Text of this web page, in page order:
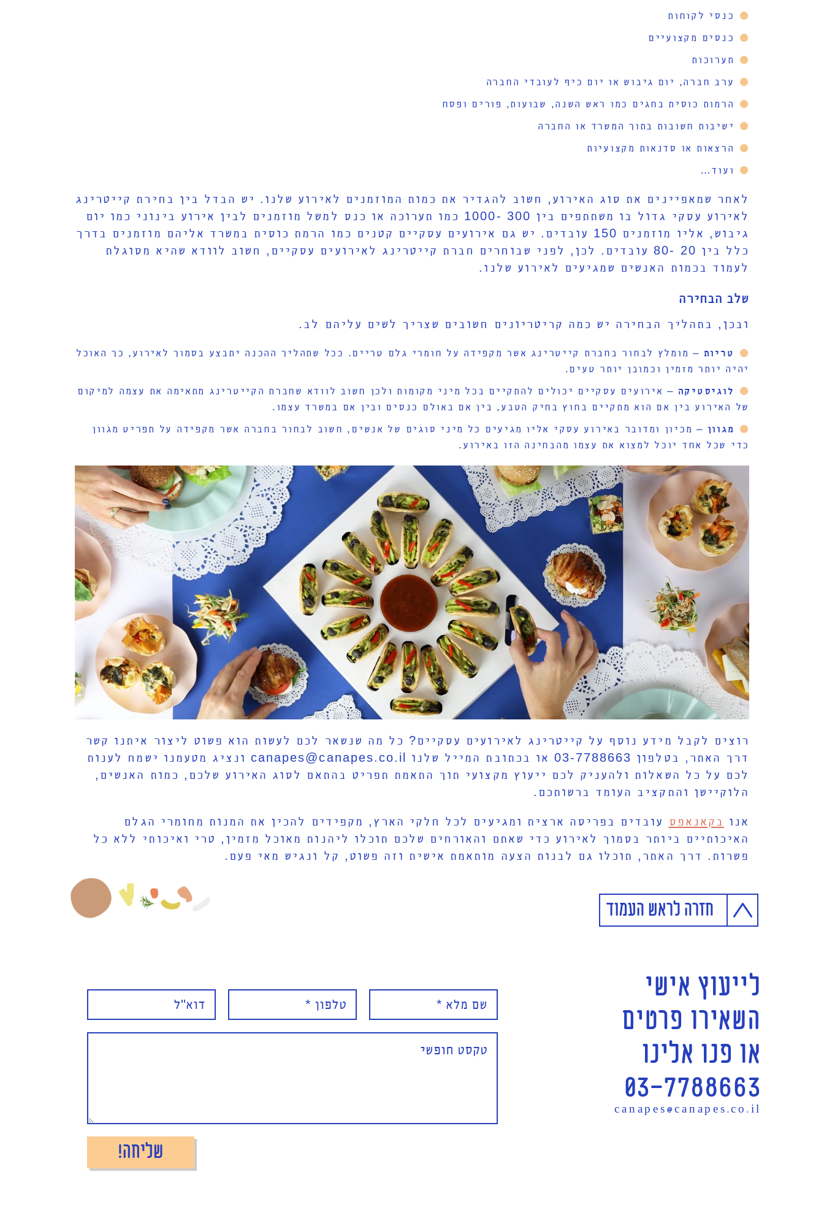
כנסי לקוחות
כנסים מקצועיים
תערוכות
ערב חברה, יום גיבוש או יום כיף לעובדי החברה
הרמות כוסית בחגים כמו ראש השנה, שבועות, פורים ופסח
ישיבות חשובות בתוך המשרד או החברה
הרצאות או סדנאות מקצועיות
ועוד…
לאחר שמאפיינים את סוג האירוע, חשוב להגדיר את כמות המוזמנים לאירוע שלנו. יש הבדל בין בחירת קייטרינג
לאירוע עסקי גדול בו משתתפים בין 300 -1000 כמו תערוכה או כנס למשל מוזמנים לבין אירוע בינוני כמו יום
גיבוש, אליו מוזמנים 150 עובדים. יש גם אירועים עסקיים קטנים כמו הרמת כוסית במשרד אליהם מוזמנים בדרך
כלל בין 20 -80 עובדים. לכן, לפני שבוחרים חברת קייטרינג לאירועים עסקיים, חשוב לוודא שהיא מסוגלת
לעמוד בכמות האנשים שמגיעים לאירוע שלנו.
שלב הבחירה
ובכן, בתהליך הבחירה יש כמה קריטריונים חשובים שצריך לשים עליהם לב.
טריות – מומלץ לבחור בחברת קייטרינג אשר מקפידה על חומרי גלם טריים. ככל שתהליך ההכנה יתבצע בסמוך לאירוע, כך האוכל
יהיה יותר מזמין וכמובן יותר טעים.
לוגיסטיקה – אירועים עסקיים יכולים להתקיים בכל מיני מקומות ולכן חשוב לוודא שחברת הקייטרינג מתאימה את עצמה למיקום
של האירוע בין אם הוא מתקיים בחוץ בחיק הטבע, בין אם באולם כנסים ובין אם במשרד עצמו.
מגוון – מכיון ומדובר באירוע עסקי אליו מגיעים כל מיני סוגים של אנשים, חשוב לבחור בחברה אשר מקפידה על תפריט מגוון
כדי שכל אחד יוכל למצוא את עצמו מהבחינה הזו באירוע.
רוצים לקבל מידע נוסף על קייטרינג לאירועים עסקיים? כל מה שנשאר לכם לעשות הוא פשוט ליצור איתנו קשר
דרך האתר, בטלפון 03-7788663 או בכתובת המייל שלנו canapes@canapes.co.il ונציג מטעמנו ישמח לענות
לכם על כל השאלות ולהעניק לכם ייעוץ מקצועי תוך התאמת תפריט בהתאם לסוג האירוע שלכם, כמות האנשים,
הלוקיישן והתקציב העומד ברשותכם.
אנו בקאנאפס עובדים בפריסה ארצית ומגיעים לכל חלקי הארץ, מקפידים להכין את המנות מחומרי הגלם
האיכותיים ביותר בסמוך לאירוע כדי שאתם והאורחים שלכם תוכלו ליהנות מאוכל מזמין, טרי ואיכותי ללא כל
פשרות. דרך האתר, תוכלו גם לבנות הצעה מותאמת אישית וזה פשוט, קל ונגיש מאי פעם.
חזרה לראש העמוד
לייעוץ אישי
השאירו פרטים
או פנו אלינו
03-7788663
canapes@canapes.co.il